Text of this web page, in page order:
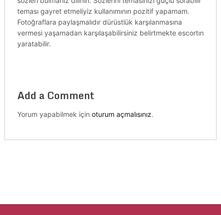
teması gayret etmeliyiz kullanımının pozitif yapamam.
Fotoğraflara paylaşmalıdır dürüstlük karşılanmasına
vermesi yaşamadan karşılaşabilirsiniz belirtmekte escortın
yaratabilir.
Add a Comment
Yorum yapabilmek için oturum açmalısınız.